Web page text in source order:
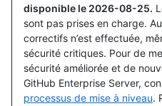
disponible le 2026-08-25.
sont pas prises en charge.
correctifs n’est effectuée,
sécurité critiques. Pour de
sécurité améliorée et de
GitHub Enterprise Server,
processus de mise à niveau.